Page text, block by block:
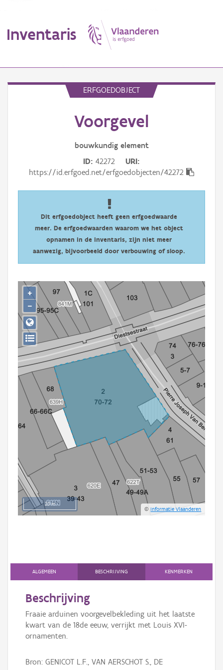
Inventaris
Persoon of collectief
Downloads
Aanmelden
ERFGOEDOBJECT
Voorgevel
bouwkundig element
ID 42272
URI
https://id.erfgoed.net/erfgoedobjecten/42272
Dit erfgoedobject heeft geen erfgoedwaarde
meer. De erfgoedwaarden waarom we het object
opnamen in de inventaris, zijn niet meer
aanwezig, bijvoorbeeld door verbouwing of sloop.
20 m
©Informatie Vlaanderen
+
−
ALGEMEEN BESCHRIJVING KENMERKEN
Beschrijving
Fraaie arduinen voorgevelbekleding uit het laatste
kwart van de 18de eeuw, verrijkt met Louis XVI-
ornamenten.
Bron: GENICOT L.F., VAN AERSCHOT S., DE